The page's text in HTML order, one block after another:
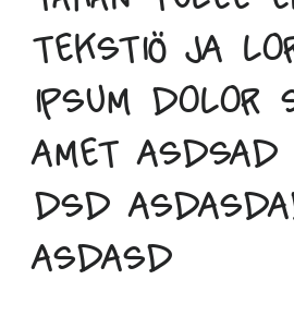
tekstiö ja
ipsum dolor
amet
dsd
asdasd